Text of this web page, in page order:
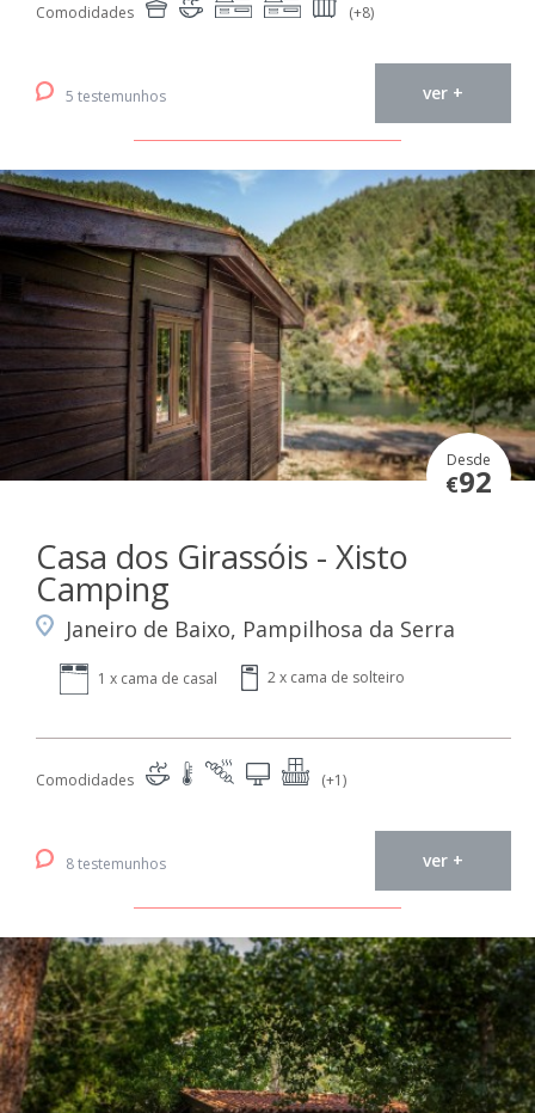
Comodidades (+8)
5 testemunhos ver +
Desde
€92
Casa dos Girassóis - Xisto
Camping
Janeiro de Baixo, Pampilhosa da Serra
1 x cama de casal 2 x cama de solteiro
Comodidades (+1)
8 testemunhos ver +